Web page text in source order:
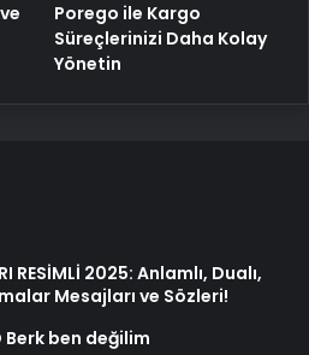
Porego ile Kargo
Süreçlerinizi Daha Kolay
Yönetin
RESİMLİ 2025: Anlamlı, Dualı,
Mesajları ve Sözleri!
ben değilim